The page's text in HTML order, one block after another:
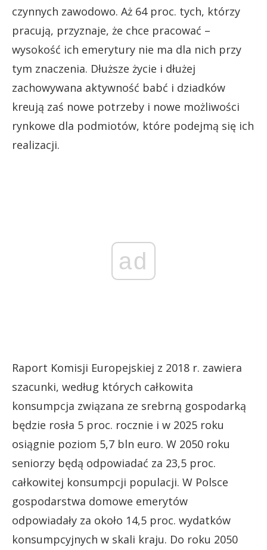
czynnych zawodowo. Aż 64 proc. tych, którzy
pracują, przyznaje, że chce pracować –
wysokość ich emerytury nie ma dla nich przy
tym znaczenia. Dłuższe życie i dłużej
zachowywana aktywność babć i dziadków
kreują zaś nowe potrzeby i nowe możliwości
rynkowe dla podmiotów, które podejmą się ich
realizacji.
ad
Raport Komisji Europejskiej z 2018 r. zawiera
szacunki, według których całkowita
konsumpcja związana ze srebrną gospodarką
będzie rosła 5 proc. rocznie i w 2025 roku
osiągnie poziom 5,7 bln euro. W 2050 roku
seniorzy będą odpowiadać za 23,5 proc.
całkowitej konsumpcji populacji. W Polsce
gospodarstwa domowe emerytów
odpowiadały za około 14,5 proc. wydatków
konsumpcyjnych w skali kraju. Do roku 2050